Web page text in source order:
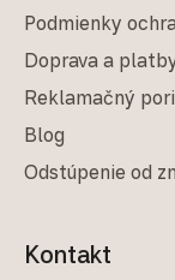
Podmienky
Doprava a
Reklamačný
Blog
Odstúpenie od
Kontakt